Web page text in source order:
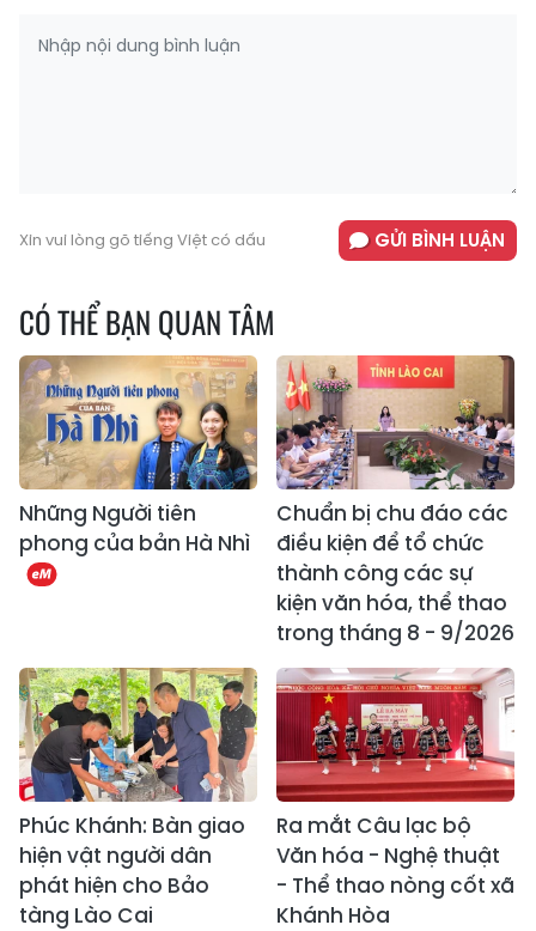
Xin vui lòng gõ tiếng Việt có dấu GỬI BÌNH LUẬN
CÓ THỂ BẠN QUAN TÂM
Những Người tiên
phong của bản Hà Nhì
Chuẩn bị chu đáo các
điều kiện để tổ chức
thành công các sự
kiện văn hóa, thể thao
trong tháng 8 - 9/2026
Phúc Khánh: Bàn giao
hiện vật người dân
phát hiện cho Bảo
tàng Lào Cai
Ra mắt Câu lạc bộ
Văn hóa - Nghệ thuật
- Thể thao nòng cốt xã
Khánh Hòa